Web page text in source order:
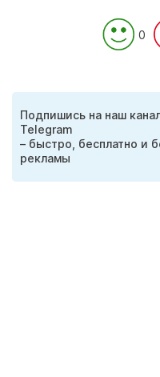
0
Подпишись на наш
Telegram
– быстро, бесплатно и
рекламы